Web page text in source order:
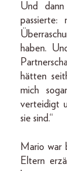
Und
passierte:
haben.
hätten
mich
verteidigt
sie sind.“
Mario war
Eltern